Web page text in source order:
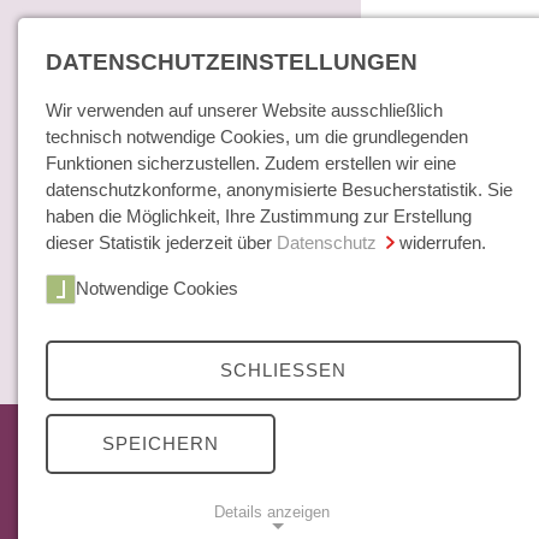
Home
Bücher / E-Books
DATENSCHUTZEINSTELLUNGEN
Wir verwenden auf unserer Website ausschließlich
technisch notwendige Cookies, um die grundlegenden
Funktionen sicherzustellen. Zudem erstellen wir eine
datenschutzkonforme, anonymisierte Besucherstatistik. Sie
haben die Möglichkeit, Ihre Zustimmung zur Erstellung
dieser Statistik jederzeit über Datenschutz widerrufen.
Notwendige Cookies
SCHLIESSEN
SPEICHERN
Details anzeigen